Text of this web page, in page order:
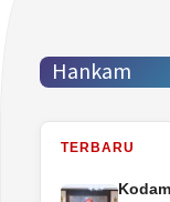
Hankam
TERBARU